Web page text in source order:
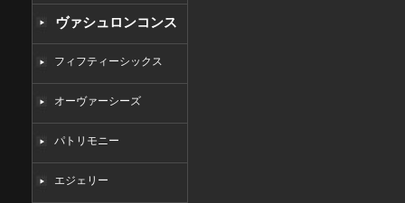
ヴァシュロンコンス
タンタンコピー
フィフティーシックス
オーヴァーシーズ
パトリモニー
エジェリー